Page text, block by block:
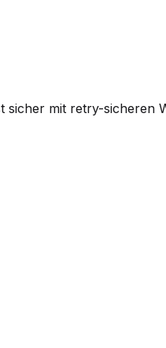
mit retry-sicheren